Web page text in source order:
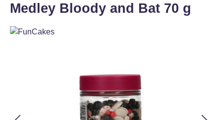
Medley Bloody and Bat 70 g